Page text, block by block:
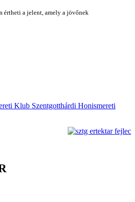
értheti a jelent, amely a jövőnek
Szentgotthárdi Honismereti